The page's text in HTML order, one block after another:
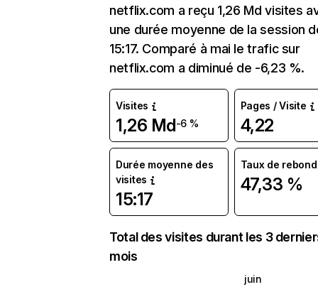
netflix.com a reçu 1,26 Md visites
une durée moyenne de la session
15:17. Comparé à mai le trafic sur
netflix.com a diminué de -6,23 %.
Visites
1,26 Md-6 %
Pages / Visite
4,22
Durée moyenne des
visites
15:17
Taux de rebond
47,33 %
Total des visites durant les 3
mois
juin